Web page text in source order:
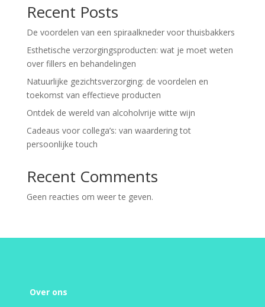
Recent Posts
De voordelen van een spiraalkneder voor thuisbakkers
Esthetische verzorgingsproducten: wat je moet weten
over fillers en behandelingen
Natuurlijke gezichtsverzorging: de voordelen en
toekomst van effectieve producten
Ontdek de wereld van alcoholvrije witte wijn
Cadeaus voor collega’s: van waardering tot
persoonlijke touch
Recent Comments
Geen reacties om weer te geven.
Over ons